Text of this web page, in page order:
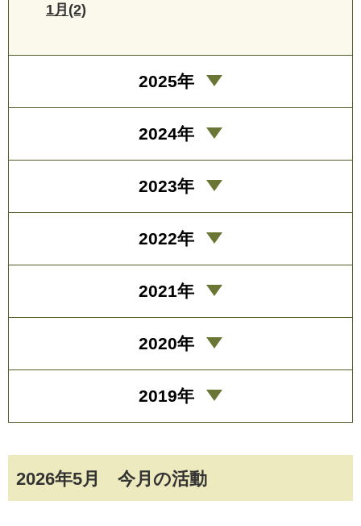
2026年5月 今月の活動
1月(2)
2025年
2024年
2023年
2022年
2021年
2020年
2019年